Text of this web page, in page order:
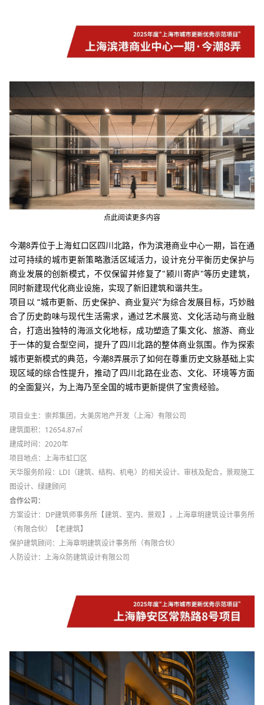
点此阅读更多内容
今潮8弄位于上海虹口区四川北路，作为滨港商业中心一期，旨在通
过可持续的城市更新策略激活区域活力，设计充分平衡历史保护与
商业发展的创新模式，不仅保留并修复了"颍川寄庐"等历史建筑，
同时新建现代化商业设施，实现了新旧建筑和谐共生。
项目以 “城市更新、历史保护、商业复兴”为综合发展目标，巧妙融
合了历史韵味与现代生活需求，通过艺术展览、文化活动与商业融
合，打造出独特的海派文化地标，成功塑造了集文化、旅游、商业
于一体的复合型空间，提升了四川北路的整体商业氛围。作为探索
城市更新模式的典范，今潮8弄展示了如何在尊重历史文脉基础上实
现区域的综合性提升，推动了四川北路在业态、文化、环境等方面
的全面复兴，为上海乃至全国的城市更新提供了宝贵经验。
项目业主：崇邦集团，大美房地产开发（上海）有限公司
建筑面积： 12654.87㎡
建成时间： 2020年
项目地点：上海市虹口区
天华服务阶段： LDI （建筑、结构、机电）的相关设计、审核及配合，景观施工
图设计、绿建顾问
合作公司：
方案设计： DP建筑师事务所【建筑、室内、景观】，上海章明建筑设计事务所
（有限合伙）【老建筑】
保护建筑顾问：上海章明建筑设计事务所（有限合伙）
人防设计：上海众防建筑设计有限公司